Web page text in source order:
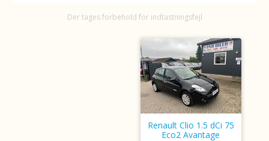
Der tages forbehold for indtastningsfejl
Renault Clio 1.5 dCi 75
Eco2 Avantage